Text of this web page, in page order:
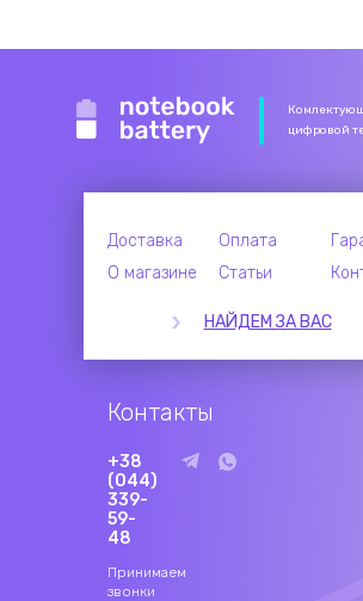
цифровой
Доставка Оплата
О магазине
Статьи
НАЙДЕМ ЗА ВАС
Контакты
+38
(044)
339-
59-
48
Принимаем
звонки